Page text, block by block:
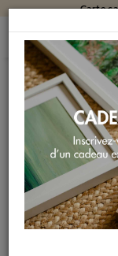
Carte
PEINTURES
POTIRON
Peinture Potiron
Natures mortes